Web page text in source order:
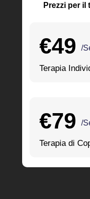
Prezzi per
€49 /
Terapia
€79 /
Terapia di